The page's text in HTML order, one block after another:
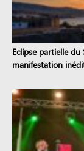
Eclipse partielle du
manifestation